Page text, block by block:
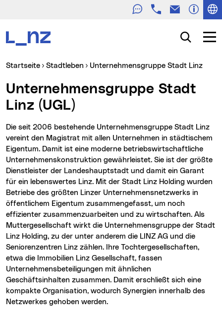
TelefonE-Mail
Suche
Sie sind hier:
Startseite Stadtleben Unternehmensgruppe Stadt Linz
Unternehmensgruppe Stadt
Linz (UGL)
Die seit 2006 bestehende Unternehmensgruppe Stadt Linz
vereint den Magistrat mit allen Unternehmen in städtischem
Eigentum. Damit ist eine moderne betriebswirtschaftliche
Unternehmenskonstruktion gewährleistet. Sie ist der größte
Dienstleister der Landeshauptstadt und damit ein Garant
für ein lebenswertes Linz. Mit der Stadt Linz Holding wurden
Betriebe des größten Linzer Unternehmensnetzwerks in
öffentlichem Eigentum zusammengefasst, um noch
effizienter zusammenzuarbeiten und zu wirtschaften. Als
Muttergesellschaft wirkt die Unternehmensgruppe der Stadt
Linz Holding, zu der unter anderem die LINZ AG und die
Seniorenzentren Linz zählen. Ihre Tochtergesellschaften,
etwa die Immobilien Linz Gesellschaft, fassen
Unternehmensbeteiligungen mit ähnlichen
Geschäftsinhalten zusammen. Damit erschließt sich eine
kompakte Organisation, wodurch Synergien innerhalb des
Netzwerkes gehoben werden.